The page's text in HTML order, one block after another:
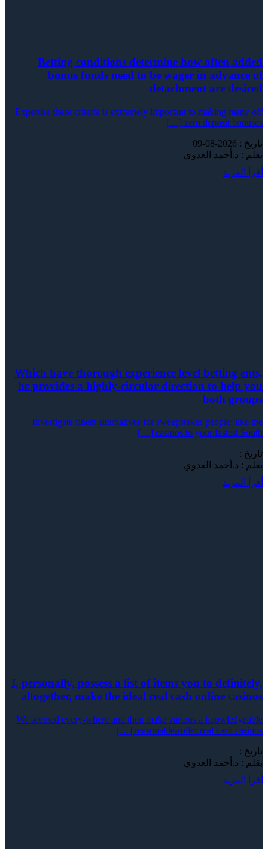
Betting conditions determine how often added
bonus funds need to be wager in advance of
detachment are desired
Expertise these criteria is extremely important to making many off
zero deposit bonuses […]
تاريخ : 2026-08-09
بقلم : د.أحمد العدوي
أقرأ المزيد
Which have thorough experience level betting ents,
he provides a highly-circular direction to help you
both groups
Investigate finest alternatives for sweepstakes people; like the
casinos to your fastest South […]
تاريخ :
بقلم : د.أحمد العدوي
أقرأ المزيد
I, personally, possess a list of items you to definitely,
altogether, make the ideal real cash online casinos
We seemed every-where and then make various a knowledgeable
reasonable-roller real cash casinos […]
تاريخ :
بقلم : د.أحمد العدوي
أقرأ المزيد